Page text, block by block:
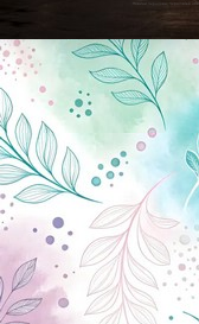
Новини Чернігова, Чернігівські